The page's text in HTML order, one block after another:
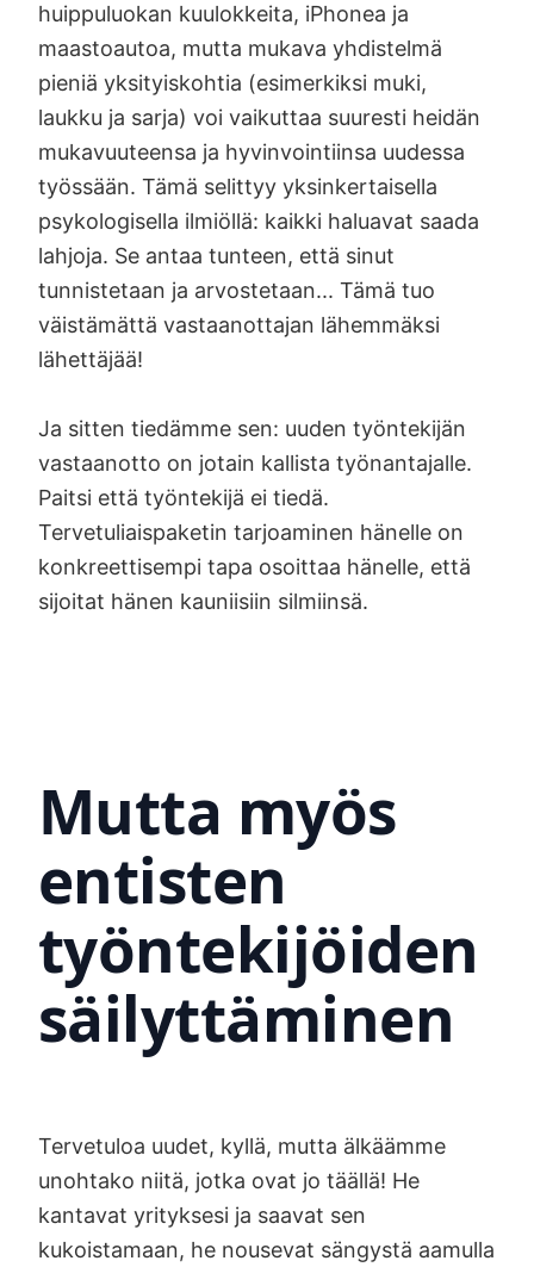
huippuluokan kuulokkeita, iPhonea ja
maastoautoa, mutta mukava yhdistelmä
pieniä yksityiskohtia (esimerkiksi muki,
laukku ja sarja) voi vaikuttaa suuresti heidän
mukavuuteensa ja hyvinvointiinsa uudessa
työssään. Tämä selittyy yksinkertaisella
psykologisella ilmiöllä: kaikki haluavat saada
lahjoja. Se antaa tunteen, että sinut
tunnistetaan ja arvostetaan... Tämä tuo
väistämättä vastaanottajan lähemmäksi
lähettäjää!
Ja sitten tiedämme sen: uuden työntekijän
vastaanotto on jotain kallista työnantajalle.
Paitsi että työntekijä ei tiedä.
Tervetuliaispaketin tarjoaminen hänelle on
konkreettisempi tapa osoittaa hänelle, että
sijoitat hänen kauniisiin silmiinsä.
Mutta myös
entisten
työntekijöiden
säilyttäminen
Tervetuloa uudet, kyllä, mutta älkäämme
unohtako niitä, jotka ovat jo täällä! He
kantavat yrityksesi ja saavat sen
kukoistamaan, he nousevat sängystä aamulla